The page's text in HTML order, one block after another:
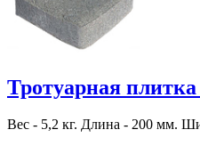
Тротуарная
Вес - 5,2 кг. Длина - 200 мм.